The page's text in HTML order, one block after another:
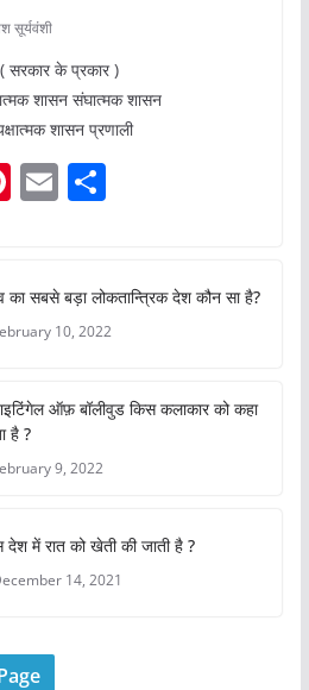
सूर्यवंशी
के प्रकार )
शासन संघात्मक शासन
शासन प्रणाली
Pi
e
st
E
l
S
e
का सबसे बड़ा लोकतान्त्रिक देश कौन सा है?
10, 2022
ऑफ़ बॉलीवुड किस कलाकार को कहा
है ?
9, 2022
देश में रात को खेती की जाती है ?
14, 2021